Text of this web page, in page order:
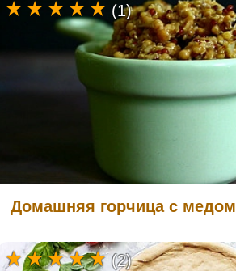
Домашняя горчица с медом
(1)
(2)